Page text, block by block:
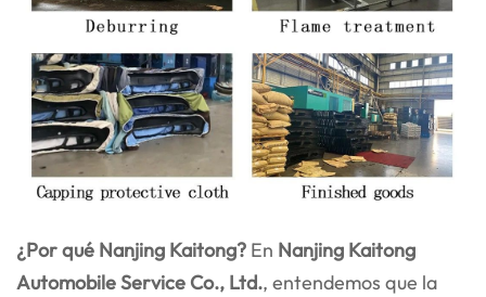
¿Por qué Nanjing Kaitong? En Nanjing Kaitong
Automobile Service Co., Ltd., entendemos que la